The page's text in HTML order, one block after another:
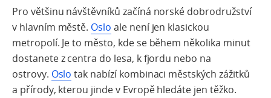
Pro většinu návštěvníků začíná norské dobrodružství
v hlavním městě. Oslo ale není jen klasickou
metropolí. Je to město, kde se během několika minut
dostanete z centra do lesa, k fjordu nebo na
ostrovy. Oslo tak nabízí kombinaci městských zážitků
a přírody, kterou jinde v Evropě hledáte jen těžko.